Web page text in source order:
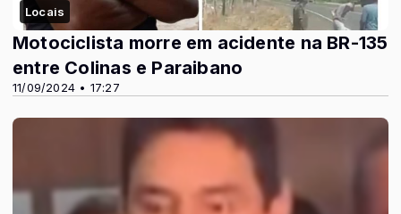
Locais
11/09/2024 • 17:27
Motociclista morre em acidente na BR-135
entre Colinas e Paraibano